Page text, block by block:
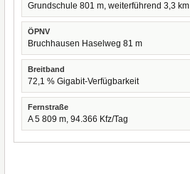
Grundschule 801 m, weiterführend 3,3 km
ÖPNV
Bruchhausen Haselweg 81 m
Breitband
72,1 % Gigabit-Verfügbarkeit
Fernstraße
A 5 809 m, 94.366 Kfz/Tag